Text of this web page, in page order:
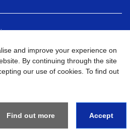
Site Map Kunjungi Situs Global
SALES INDONESIA All
and improve your experience on
By continuing through the site
our use of cookies. To find out
Find out more Accept